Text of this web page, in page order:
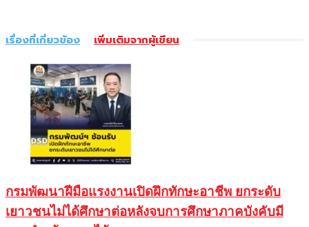
เรื่องที่เกี่ยวข้อง เพิ่มเติมจากผู้เขียน
กรมพัฒนาฝีมือแรงงานเปิดฝึกทักษะอาชีพ ยกระดับ
เยาวชนไม่ได้ศึกษาต่อหลังจบการศึกษาภาคบังคับมี